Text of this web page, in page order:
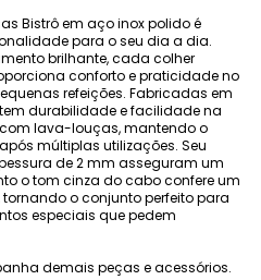
Bistrô em aço inox polido é
para o seu dia a dia.
brilhante, cada colher
conforto e praticidade no
refeições. Fabricadas em
durabilidade e facilidade na
lava-louças, mantendo o
múltiplas utilizações. Seu
de 2 mm asseguram um
o tom cinza do cabo confere um
o conjunto perfeito para
especiais que pedem
demais peças e acessórios.